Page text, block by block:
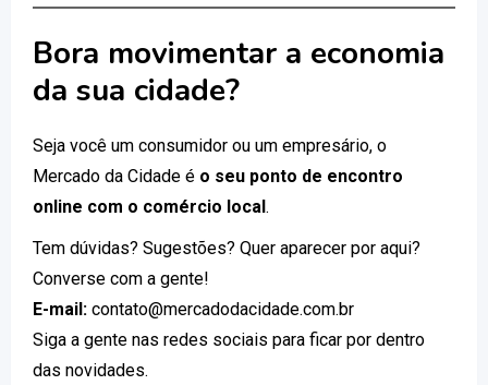
Bora movimentar a economia
da sua cidade?
Seja você um consumidor ou um empresário, o
Mercado da Cidade é o seu ponto de encontro
online com o comércio local.
Tem dúvidas? Sugestões? Quer aparecer por aqui?
Converse com a gente!
E-mail: contato@mercadodacidade.com.br
Siga a gente nas redes sociais para ficar por dentro
das novidades.